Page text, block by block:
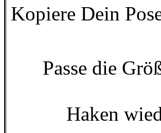
Kopiere Dein
Passe die
Haken